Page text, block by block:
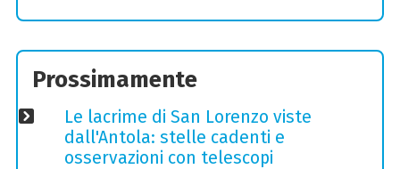
Prossimamente
Le lacrime di San Lorenzo viste
dall'Antola: stelle cadenti e
osservazioni con telescopi